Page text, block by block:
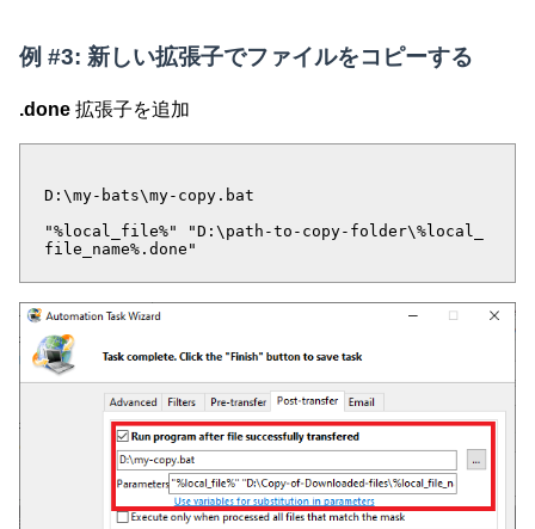
例 #3: 新しい拡張子でファイルをコピーする
.done 拡張子を追加
D:\my-bats\my-copy.bat
"%local_file%" "D:\path-to-copy-folder\%local_
file_name%.done"